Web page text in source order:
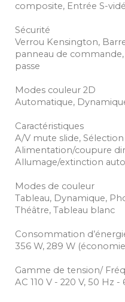
composite, Entrée S-
Sécurité
Verrou Kensington,
panneau de
passe
Modes couleur 2D
Automatique,
Caractéristiques
A/V mute slide,
Alimentation/coupure
Allumage/extinction
Modes de couleur
Tableau, Dynamique,
Théâtre, Tableau blanc
Consommation
356 W, 289 W
Gamme de tension/
AC 110 V - 220 V, 50 Hz -